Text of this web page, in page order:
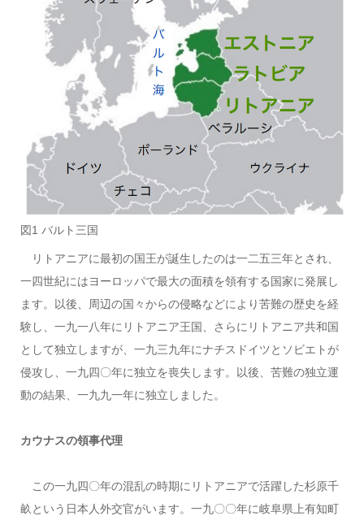
図1 バルト三国
リトアニアに最初の国王が誕生したのは一二五三年とされ、
一四世紀にはヨーロッパで最大の面積を領有する国家に発展し
ます。以後、周辺の国々からの侵略などにより苦難の歴史を経
験し、一九一八年にリトアニア王国、さらにリトアニア共和国
として独立しますが、一九三九年にナチスドイツとソビエトが
侵攻し、一九四〇年に独立を喪失します。以後、苦難の独立運
動の結果、一九九一年に独立しました。
カウナスの領事代理
この一九四〇年の混乱の時期にリトアニアで活躍した杉原千
畝という日本人外交官がいます。一九〇〇年に岐阜県上有知町